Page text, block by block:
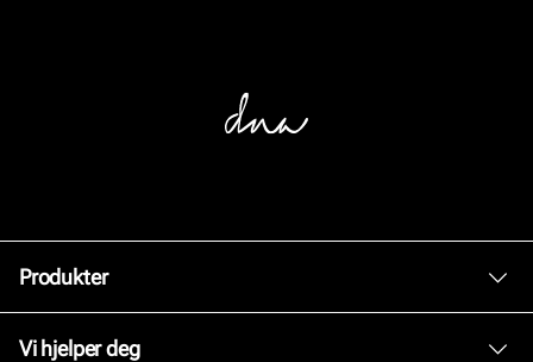
Produkter
Vi hjelper deg